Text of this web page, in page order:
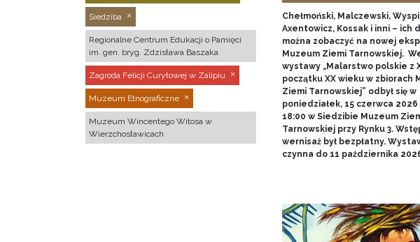
Siedziba
Regionalne Centrum Edukacji o Pamięci
im. gen. bryg. Zdzisława Baszaka
Zagroda Felicji Curyłowej w Zalipiu
Muzeum Etnograficzne
Muzeum Wincentego Witosa w
Wierzchosławicach
Chełmoński, Malczewski,
Axentowicz, Kossak i inni – ich
można zobaczyć na nowej
Muzeum Ziemi Tarnowskiej.
wystawy „Malarstwo polskie z
początku XX wieku w zbiorach
Ziemi Tarnowskiej” odbył się w
poniedziałek, 15 czerwca 2026
18:00 w Siedzibie Muzeum
Tarnowskiej przy Rynku 3.
wernisaż był bezpłatny.
czynna do 11 października